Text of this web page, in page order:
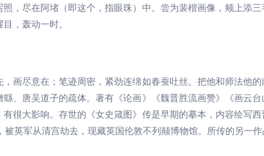
，尽在阿堵（即这个，指眼珠）中。尝为裴楷画像，颊上添
，轰动一时。
画尽意在；笔迹周密，紧劲连绵如春蚕吐丝。把他和师法他
、唐吴道子的疏体。著有《论画》《魏晋胜流画赞》《画云
很大影响。存世的《女史箴图》传是早期的摹本，内容绘写西
英军从清宫劫去，现藏英国伦敦不列颠博物馆。所传的另一作